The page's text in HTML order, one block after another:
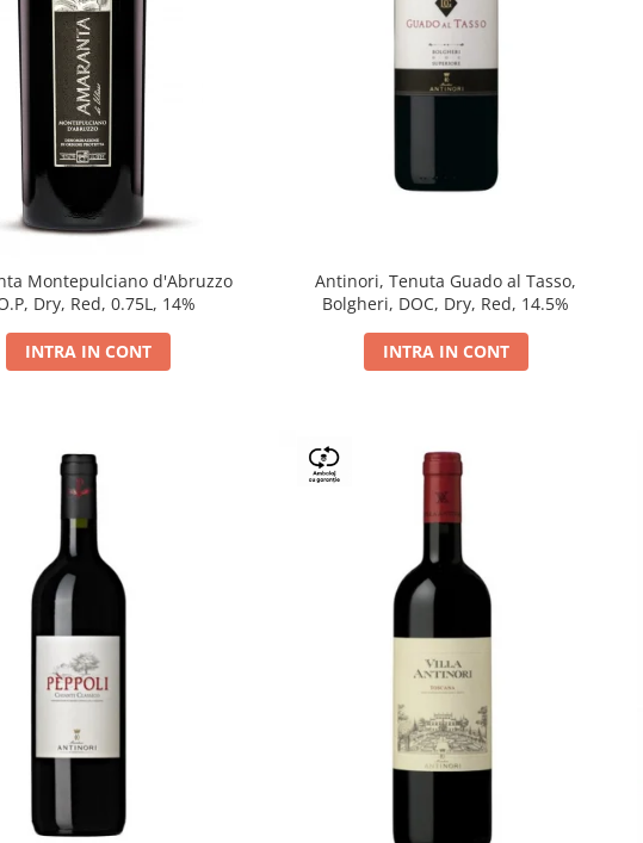
Montepulciano d'Abruzzo
Dry, Red, 0.75L, 14%
INTRA IN CONT
Antinori, Tenuta Guado al Tasso,
Bolgheri, DOC, Dry, Red, 14.5%
INTRA IN CONT